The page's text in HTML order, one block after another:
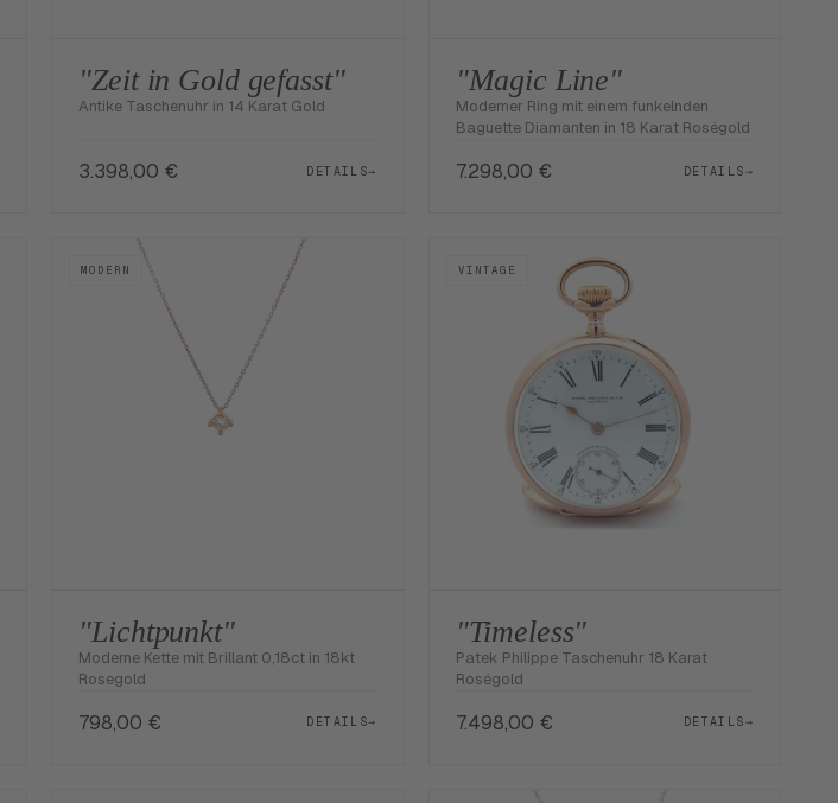
"Zeit in Gold gefasst"
Antike Taschenuhr in 14 Karat Gold
3.398,00 € DETAILS→
"Magic Line"
Moderner Ring mit einem funkelnden
Baguette Diamanten in 18 Karat Roségold
7.298,00 € DETAILS→
MODERN
"Lichtpunkt"
Moderne Kette mit Brillant 0,18ct in 18kt
Rosegold
798,00 € DETAILS→
VINTAGE
"Timeless"
Patek Philippe Taschenuhr 18 Karat
Roségold
7.498,00 € DETAILS→